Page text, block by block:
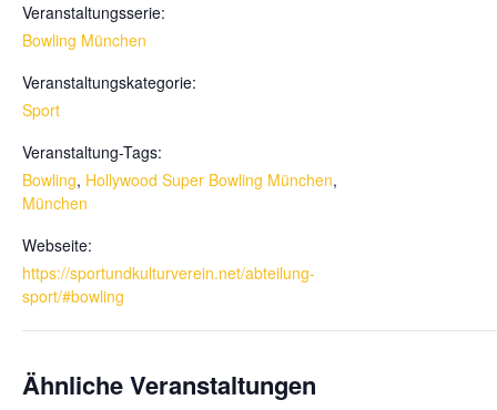
Veranstaltungsserie:
Bowling München
Veranstaltungskategorie:
Sport
Veranstaltung-Tags:
Bowling, Hollywood Super Bowling München,
München
Webseite:
https://sportundkulturverein.net/abteilung-
sport/#bowling
Ähnliche Veranstaltungen